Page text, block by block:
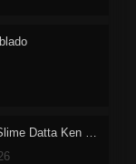
Tensei shitara Slime Datta Ken 4 Dublado